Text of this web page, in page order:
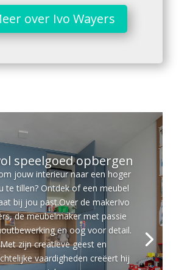
over Ivo Wayers
speelgoed opbergen
jouw interieur naar een hoger
te tillen? Ontdek of een meubel
bij jou past.Over de makerIvo
de meubelmaker met passie
en oog voor detail.
Met zijn creatieve geest en
vaardigheden creëert hij